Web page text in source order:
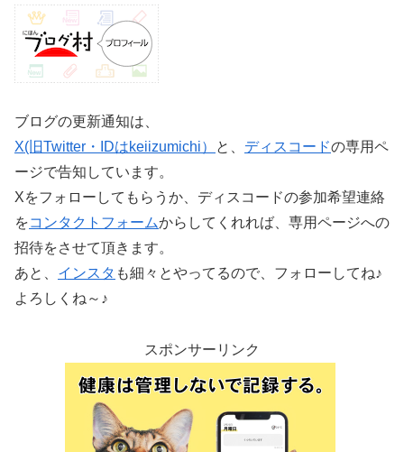
ブログの更新通知は、
X(旧Twitter・IDはkeiizumichi）
と、 ディスコードの専用ペ
ージで告知しています。
Xをフォローしてもらうか、ディスコードの参加希望連絡
をコンタクトフォームからしてくれれば、専用ページへの
招待をさせて頂きます。
あと、 インスタ も細々とやってるので、フォローしてね♪
よろしくね～♪
スポンサーリンク